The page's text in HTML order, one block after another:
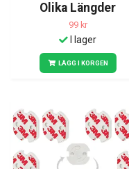
Olika Längder
99 kr
I lager
LÄGG I KORGEN